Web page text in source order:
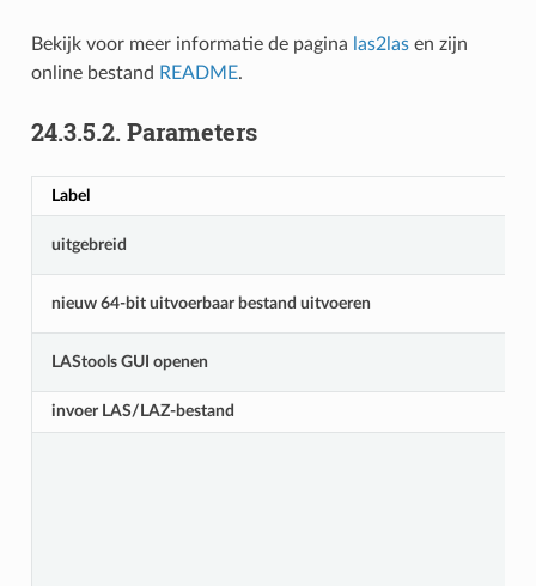
Bekijk voor meer informatie de pagina las2lasen zijn
online bestand README.
24.3.5.2. Parameters
Label
uitgebreid
nieuw 64-bit uitvoerbaar bestand uitvoeren
LAStools GUI openen
invoer LAS/LAZ-bestand